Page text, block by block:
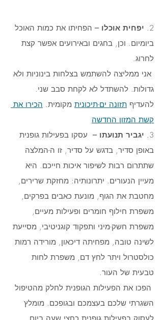
2. יפחית אוכלו – הפחיתו את כמות האוכל
ביומיום. וכן, בחגים ובאירועים אפשר קצת
לחרוג.
אני ממליצה להשתמש בצלחות בינוניות ולא
גדולות. להשתדל לא לקחת סבב שני.
להעדיף תזונה ים-תיכונית מקומית. הכירו את
קשת המזון החדשה
3. יגביר תנועתו –
  עסקו בפעילות גופנית
באופן סדיר, בדגש על סדיר, זו ה-המלצה
שתתרום רבות לשיפור איכות חייכם. היא
מעיין הנעורים. יתרונותיה: מחזקת שרירים,
מחטבת את הגוף, מונעת כאבים בפרקים,
משפרת חילוף חומרים ופעילות מעיים,
משפרת חשק-מיני ותפקוד קוגניטיבי, מסייעת
לשינה טובה, מפחיתה דיכאון, מורידה רמות
כולסטרול ויתר לחץ דם, משפרת לחות
טבעית של העור.
הפכו את הפעילות הגופנית לחלק מהטיפול
השגרתי שלכם בעצמכם ובגופכם. מומלץ